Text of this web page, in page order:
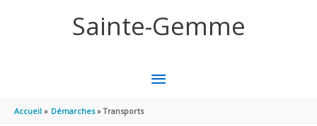
Sainte-Gemme
MENU
Accueil Démarches Transports